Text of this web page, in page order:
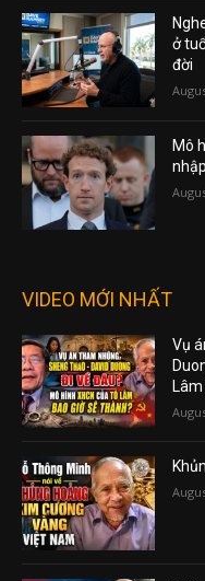
ở
đời
Mô
VIDEO MỚI NHẤT
Vụ
Lâm